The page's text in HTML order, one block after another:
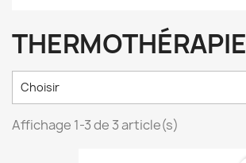
THERMOTHÉRAPIE
Choisir
Affichage 1-3 de 3 article(s)